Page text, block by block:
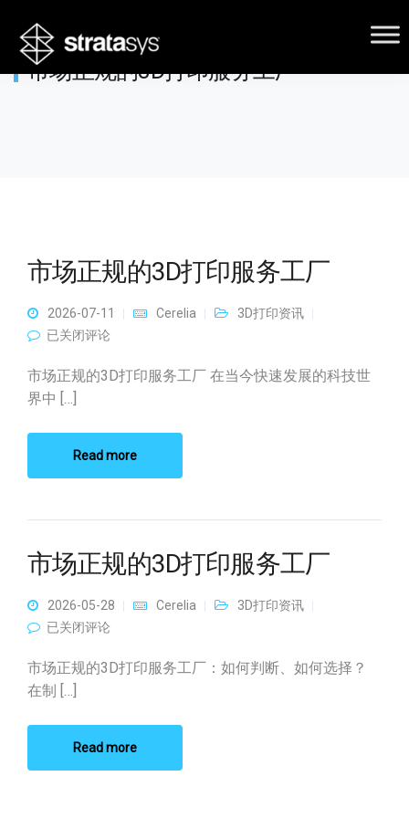
市场正规的3D打印服务工厂
市场正规的3D打印服务工厂
2026-07-11 Cerelia
3D打印资讯
市场正规的3D打印服务工厂
已关闭评论
市场正规的3D打印服务工厂 在当今快速发展的科技世
界中 […]
Read more
市场正规的3D打印服务工厂
2026-05-28 Cerelia
3D打印资讯
市场正规的3D打印服务工厂
已关闭评论
市场正规的3D打印服务工厂：如何判断、如何选择？
在制 […]
Read more